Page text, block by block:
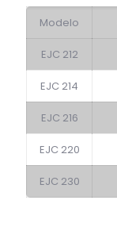
Modelo
EJC 212
EJC 214
EJC 216
EJC 220
EJC 230